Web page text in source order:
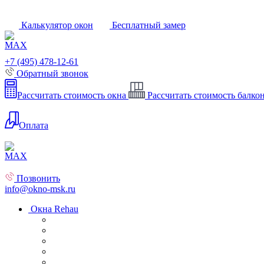
Калькулятор окон Бесплатный замер
+7 (495) 478-12-61
Обратный звонок
Рассчитать стоимость окна Рассчитать стоимость
Оплата
Позвонить
info@okno-msk.ru
Окна Rehau